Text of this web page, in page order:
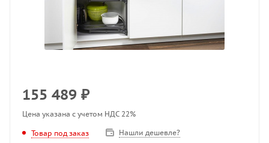
155 489 ₽
Цена указана с учетом НДС 22%
Товар под заказ Нашли дешевле?